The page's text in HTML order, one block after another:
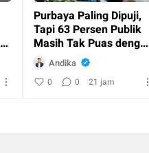
Purbaya Paling Dipuji,
Tapi 63 Persen Publik
Masih Tak Puas dengan
MBGAndika
0 0 21 jam